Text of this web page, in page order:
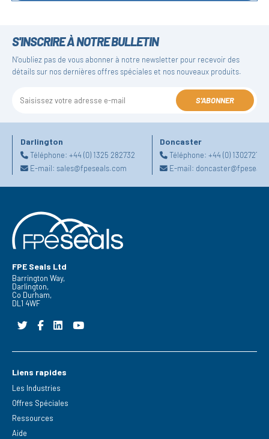
S'INSCRIRE À NOTRE BULLETIN
N'oubliez pas de vous abonner à notre newsletter pour recevoir des
détails sur nos dernières offres spéciales et nos nouveaux produits.
S'ABONNER
Darlington
Téléphone: +44 (0) 1325 282732
E-mail: sales@fpeseals.com
Doncaster
Téléphone:+44 (0)
E-mail:
FPE Seals Ltd
Barrington Way,
Darlington,
Co Durham,
DL1 4WF
Liens rapides
Les Industries
Offres Spéciales
Ressources
Aide